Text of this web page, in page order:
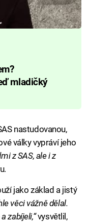
mladičký
nastudovanou,
války vypráví jeho
z SAS, ale i z
jako základ a jistý
věci vážně dělal.
zabíjeli,“vysvětlil,